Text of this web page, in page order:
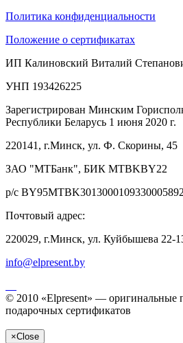
Политика конфиденциальности
Положение о сертификатах
ИП Калиновский Виталий
УНП 193426225
Зарегистрирован Минским
Республики Беларусь 1 июня 2020 г.
220141, г.Минск, ул. Ф. Скорины, 45
ЗАО "МТБанк", БИК MTBKBY22
р/с
Почтовый адрес:
220029, г.Минск, ул. Куйбышева 22-
info@elpresent.by
© 2010 «Elpresent» — оригинальные
подарочных сертификатов
×Close